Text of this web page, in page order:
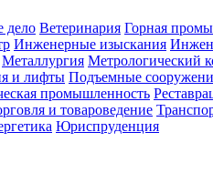
дело Ветеринария Горная
Инженерные изыскания
Металлургия Метрологический
и лифты Подъемные
промышленность
и товароведение
Юриспруденция